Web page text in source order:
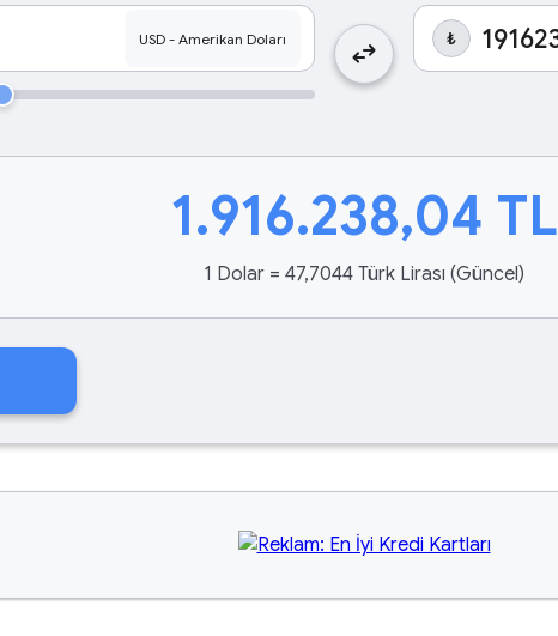
swap_horiz ₺
1.916.238,04 TL
1 Dolar = 47,7044 Türk Lirası (Güncel)